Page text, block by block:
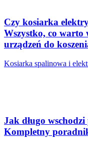
Czy kosiarka
Wszystko, co warto
urządzeń do
Kosiarka spalinowa i
Jak długo
Kompletny